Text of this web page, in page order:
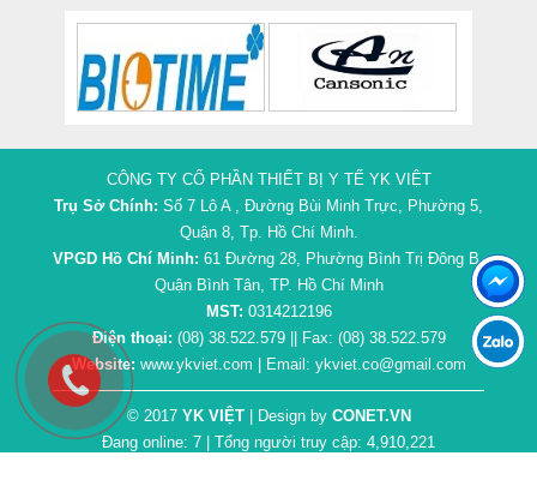
CÔNG TY CỔ PHẦN THIẾT BỊ Y TẾ YK VIỆT
Trụ Sở Chính: Số 7 Lô A , Đường Bùi Minh Trực, Phường 5,
Quận 8, Tp. Hồ Chí Minh.
VPGD Hồ Chí Minh: 61 Đường 28, Phường Bình Trị Đông B,
Quận Bình Tân, TP. Hồ Chí Minh
MST: 0314212196
Điện thoại: (08) 38.522.579 || Fax: (08) 38.522.579
Website: www.ykviet.com | Email: ykviet.co@gmail.com
© 2017 YK VIỆT| Design by CONET.VN
Đang online: 7 | Tổng người truy cập: 4,910,221